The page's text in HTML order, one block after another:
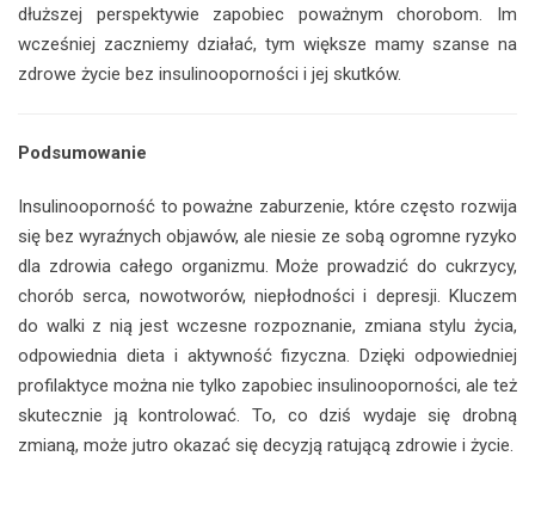
dłuższej perspektywie zapobiec poważnym chorobom. Im
wcześniej zaczniemy działać, tym większe mamy szanse na
zdrowe życie bez insulinooporności i jej skutków.
Podsumowanie
Insulinooporność to poważne zaburzenie, które często rozwija
się bez wyraźnych objawów, ale niesie ze sobą ogromne ryzyko
dla zdrowia całego organizmu. Może prowadzić do cukrzycy,
chorób serca, nowotworów, niepłodności i depresji. Kluczem
do walki z nią jest wczesne rozpoznanie, zmiana stylu życia,
odpowiednia dieta i aktywność fizyczna. Dzięki odpowiedniej
profilaktyce można nie tylko zapobiec insulinooporności, ale też
skutecznie ją kontrolować. To, co dziś wydaje się drobną
zmianą, może jutro okazać się decyzją ratującą zdrowie i życie.